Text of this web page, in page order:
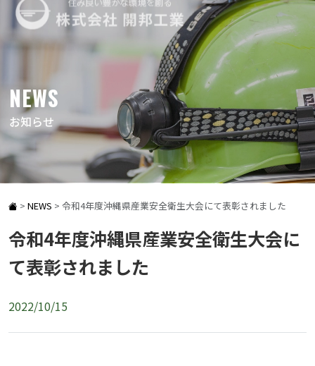
NEWS
お知らせ
> NEWS > 令和4年度沖縄県産業安全衛生大会にて表彰されました
令和4年度沖縄県産業安全衛生大会に
て表彰されました
2022/10/15